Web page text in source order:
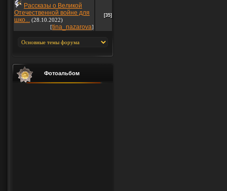
Рассказы о Великой
Отечественной войне для
шко... (28.10.2022)
[tina_nazarova]
[35]
Фотоальбом